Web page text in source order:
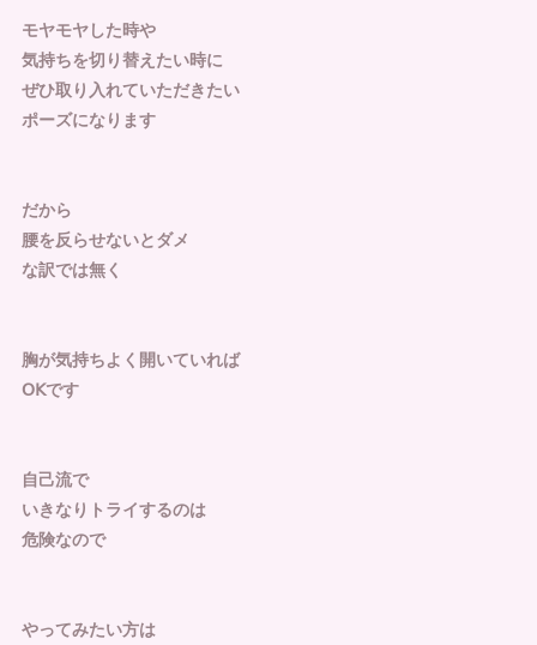
モヤモヤした時や
気持ちを切り替えたい時に
ぜひ取り入れていただきたい
ポーズになります
だから
腰を反らせないとダメ
な訳では無く
胸が気持ちよく開いていれば
𝖮𝖪です
自己流で
いきなりトライするのは
危険なので
やってみたい方は